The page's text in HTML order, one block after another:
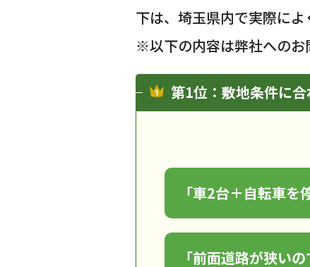
下は、埼玉県内で実際によ
※以下の内容は弊社へのお
第1位：敷地条件に
「車2台＋自転車を
「前面道路が狭い